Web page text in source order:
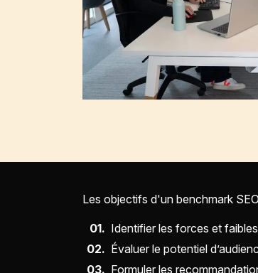
Les objectifs d'un benchmark SEO
Identifier les forces et
Évaluer le potentiel
Formuler les